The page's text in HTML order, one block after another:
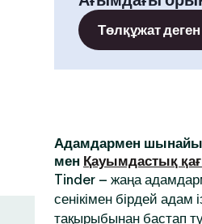
Төлқұжат
Адамдармен шынайы
мен Қауымдастық
Tinder – жаңа
сенікімен бірдей
тақырыбынан бастап